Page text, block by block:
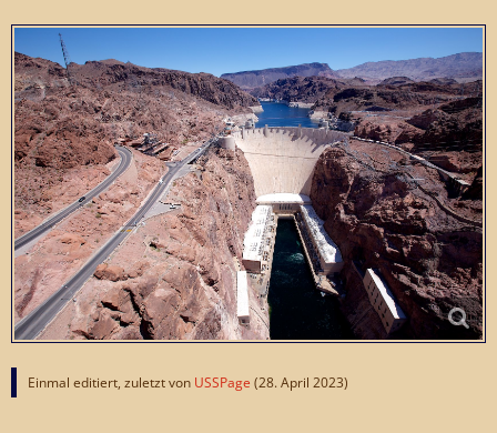
Einmal editiert, zuletzt von USSPage (28. April 2023)